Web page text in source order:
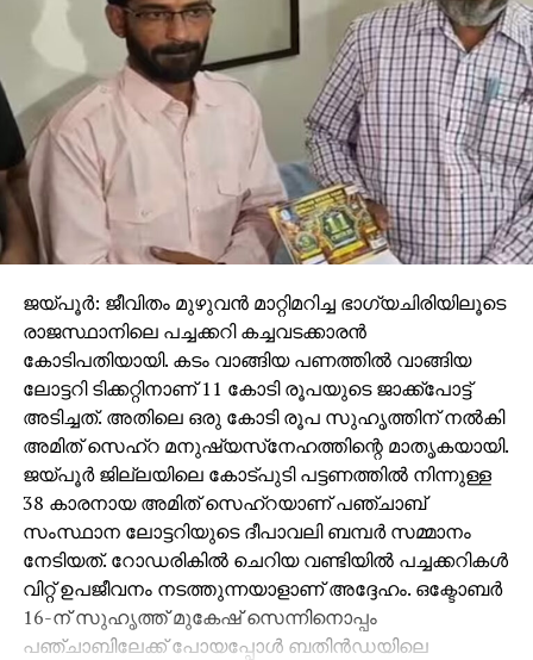
RELATED TOPICS:
UP NEXT
ഷംനാട്: പൊതു ജീവിതത്തിന് അലങ്കാരമായ
പാണ്ഡിത്യം
DON'T MISS
പ്രവര്‍ത്തിക്കുന്നത് ഖത്തര്‍ കേന്ദ്രമായി: എം.എം
അക്ബര്‍
ജയ്പൂര്‍: ജീവിതം മുഴുവന്‍ മാറ്റിമറിച്ച ഭാഗ്യചിരിയിലൂടെ
രാജസ്ഥാനിലെ പച്ചക്കറി കച്ചവടക്കാരന്‍
കോടിപതിയായി. കടം വാങ്ങിയ പണത്തില്‍ വാങ്ങിയ
ലോട്ടറി ടിക്കറ്റിനാണ് 11 കോടി രൂപയുടെ ജാക്ക്‌പോട്ട്
അടിച്ചത്. അതിലെ ഒരു കോടി രൂപ സുഹൃത്തിന് നല്‍കി
അമിത് സെഹ്‌റ മനുഷ്യസ്‌നേഹത്തിന്റെ മാതൃകയായി.
ജയ്പൂര്‍ ജില്ലയിലെ കോട്പുടി പട്ടണത്തില്‍ നിന്നുള്ള
38 കാരനായ അമിത് സെഹ്‌റയാണ് പഞ്ചാബ്
സംസ്ഥാന ലോട്ടറിയുടെ ദീപാവലി ബമ്പര്‍ സമ്മാനം
നേടിയത്. റോഡരികില്‍ ചെറിയ വണ്ടിയില്‍ പച്ചക്കറികള്‍
വിറ്റ് ഉപജീവനം നടത്തുന്നയാളാണ് അദ്ദേഹം. ഒക്ടോബര്‍
16-ന് സുഹൃത്ത് മുകേഷ് സെന്നിനൊപ്പം
പഞ്ചാബിലേക്ക് പോയപ്പോള്‍ ബതിന്‍ഡയിലെ